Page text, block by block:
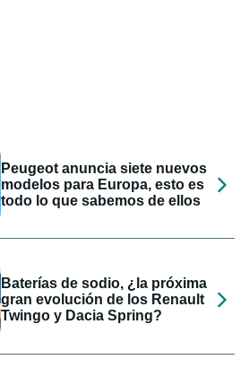
Peugeot anuncia siete nuevos
modelos para Europa, esto es
todo lo que sabemos de ellos
Baterías de sodio, ¿la próxima
gran evolución de los Renault
Twingo y Dacia Spring?